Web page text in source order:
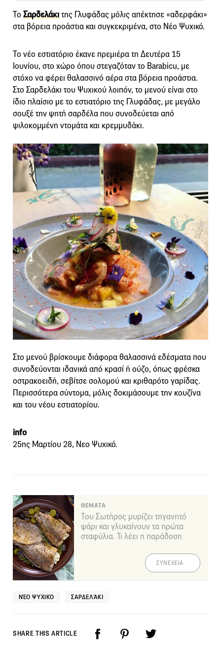
Το Σαρδελάκιτης Γλυφάδας μόλις απέκτησε «αδερφάκι»
στα βόρεια προάστια και συγκεκριμένα, στο Νέο Ψυχικό.
Το νέο εστιατόριο έκανε πρεμιέρα τη Δευτέρα 15
Ιουνίου, στο χώρο όπου στεγαζόταν το Barabicu, με
στόχο να φέρει θαλασσινό αέρα στα βόρεια προάστια.
Στο Σαρδελάκι του Ψυχικού λοιπόν, το μενού είναι στο
ίδιο πλαίσιο με το εστιατόριο της Γλυφάδας, με μεγάλο
σουξέ την ψητή σαρδέλα που συνοδεύεται από
ψιλοκομμένη ντομάτα και κρεμμυδάκι.
Στο μενού βρίσκουμε διάφορα θαλασσινά εδέσματα που
συνοδεύονται ιδανικά από κρασί ή ούζο, όπως φρέσκα
οστρακοειδή, σεβίτσε σολομού και κριθαρότο γαρίδας.
Περισσότερα σύντομα, μόλις δοκιμάσουμε την κουζίνα
και του νέου εστιατορίου.
info
25ης Μαρτίου 28, Νεο Ψυχικό.
ΘΕΜΑΤΑ
Του Σωτήρος μυρίζει τηγανητό
ψάρι και γλυκαίνουν τα πρώτα
σταφύλια. Τι λέει η παράδοση
ΣΥΝΕΧΕΙΑ
ΝΈΟ ΨΥΧΙΚΌ ΣΑΡΔΕΛΆΚΙ
SHARE THIS ARTICLE